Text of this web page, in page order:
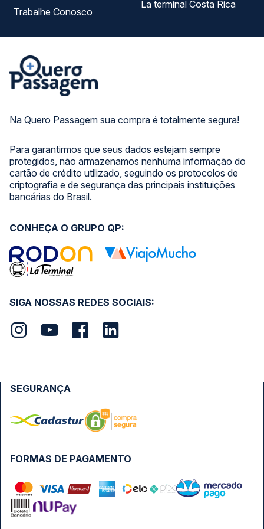
Na Quero Passagem sua compra é totalmente segura!
Para garantirmos que seus dados estejam sempre
protegidos, não armazenamos nenhuma informação do
cartão de crédito utilizado, seguindo os protocolos de
criptografia e de segurança das principais instituições
bancárias do Brasil.
Trabalhe Conosco
La terminal Costa Rica
SIGA NOSSAS REDES SOCIAIS:
CONHEÇA O GRUPO QP:
FORMAS DE PAGAMENTO
SEGURANÇA